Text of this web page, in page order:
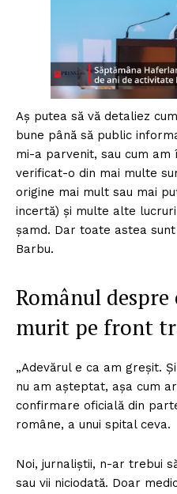
Aș putea să vă detaliez
bune până să public
mi-a parvenit, sau cum
verificat-o din mai multe
origine mai mult sau mai
incertă) și multe alte
șamd. Dar toate astea
Barbu.
Românul despre
murit pe front
„Adevărul e ca am greșit.
nu am așteptat, așa cum
confirmare oficială din
române, a unui spital ceva.
Noi, jurnaliștii, n-ar trebui
sau vii niciodată. Doar